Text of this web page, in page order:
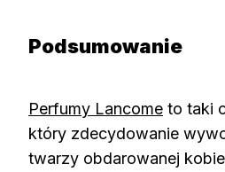
Podsumowanie
Perfumy Lancome to taki
który zdecydowanie
twarzy obdarowanej